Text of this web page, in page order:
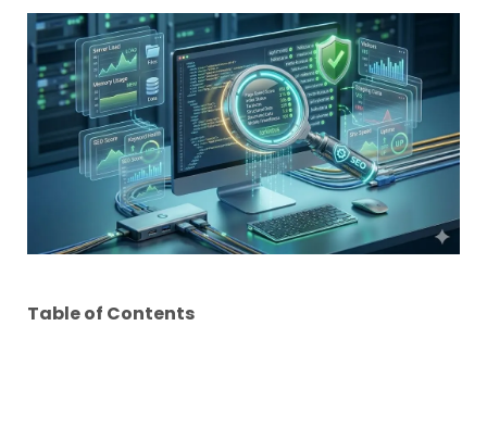
Table of Contents